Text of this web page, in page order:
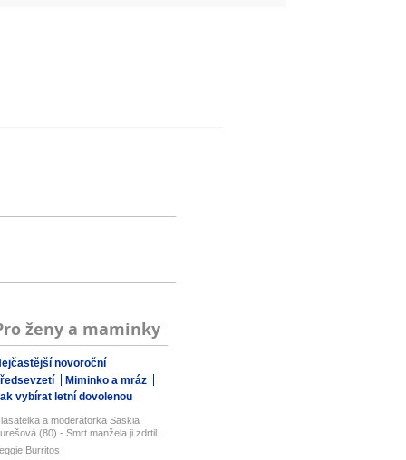
ženy a maminky
novoroční
Miminko a mráz
vybírat letní dovolenou
a moderátorka Saskia
(80) - Smrt manžela ji zdrtil...
Burritos